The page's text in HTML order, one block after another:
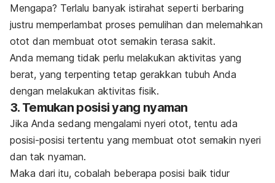
Mengapa? Terlalu banyak istirahat seperti berbaring
justru memperlambat proses pemulihan dan melemahkan
otot dan membuat otot semakin terasa sakit.
Anda memang tidak perlu melakukan aktivitas yang
berat, yang terpenting tetap gerakkan tubuh Anda
dengan melakukan aktivitas fisik.
3. Temukan posisi yang nyaman
Jika Anda sedang mengalami nyeri otot, tentu ada
posisi-posisi tertentu yang membuat otot semakin nyeri
dan tak nyaman.
Maka dari itu, cobalah beberapa posisi baik tidur